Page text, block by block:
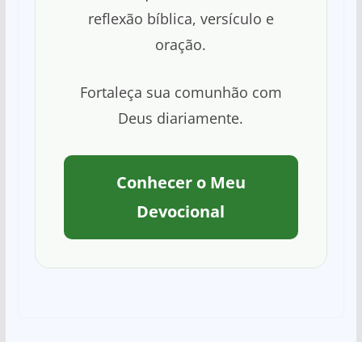
reflexão bíblica, versículo e
oração.
Fortaleça sua comunhão com
Deus diariamente.
Conhecer o Meu
Devocional